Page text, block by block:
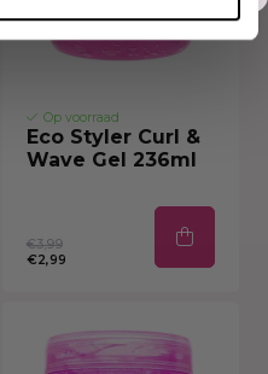
Op voorraad
Eco Styler Curl &
Wave Gel 236ml
€3,99
€2,99